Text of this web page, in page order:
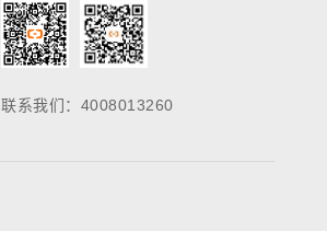
联系我们：4008013260